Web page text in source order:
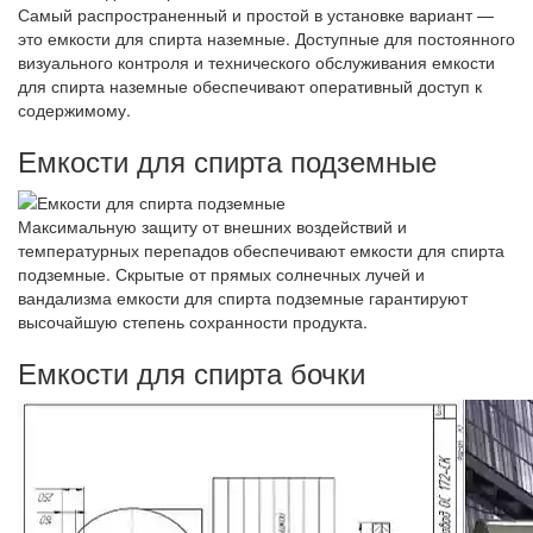
Самый распространенный и простой в установке вариант —
это емкости для спирта наземные. Доступные для постоянного
визуального контроля и технического обслуживания емкости
для спирта наземные обеспечивают оперативный доступ к
содержимому.
Емкости для спирта подземные
Максимальную защиту от внешних воздействий и
температурных перепадов обеспечивают емкости для спирта
подземные. Скрытые от прямых солнечных лучей и
вандализма емкости для спирта подземные гарантируют
высочайшую степень сохранности продукта.
Емкости для спирта бочки